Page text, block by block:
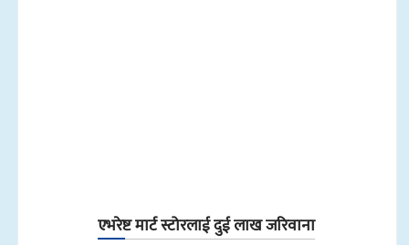
एभरेष्ट मार्ट स्टोरलाई दुई लाख जरिवाना